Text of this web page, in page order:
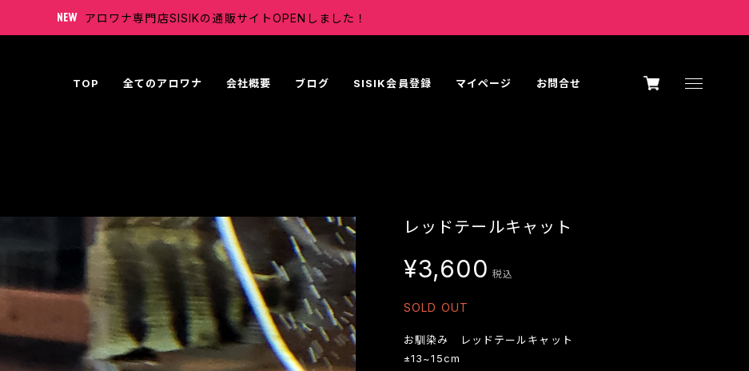
アロワナ専門店SISIKの通販サイトOPENしました！
TOP 全てのアロワナ 会社概要 ブログ SISIK会員登録 マイページ お問合せ
レッドテールキャット
¥3,600 税込
SOLD OUT
お馴染み レッドテールキャット
±13~15cm